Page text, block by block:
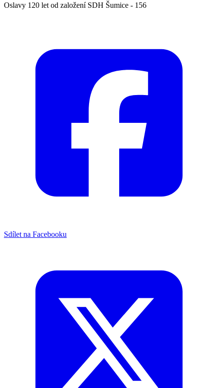
Oslavy 120 let od založení SDH Šumice - 156
Sdílet na Facebooku